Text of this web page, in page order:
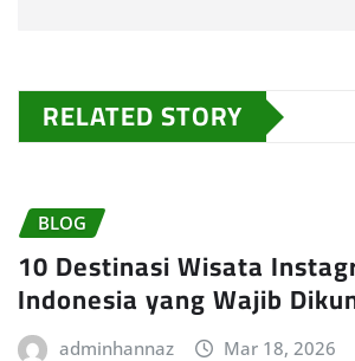
RELATED STORY
BLOG
10 Destinasi Wisata
Indonesia yang Wajib
adminhannaz Mar 18, 2026